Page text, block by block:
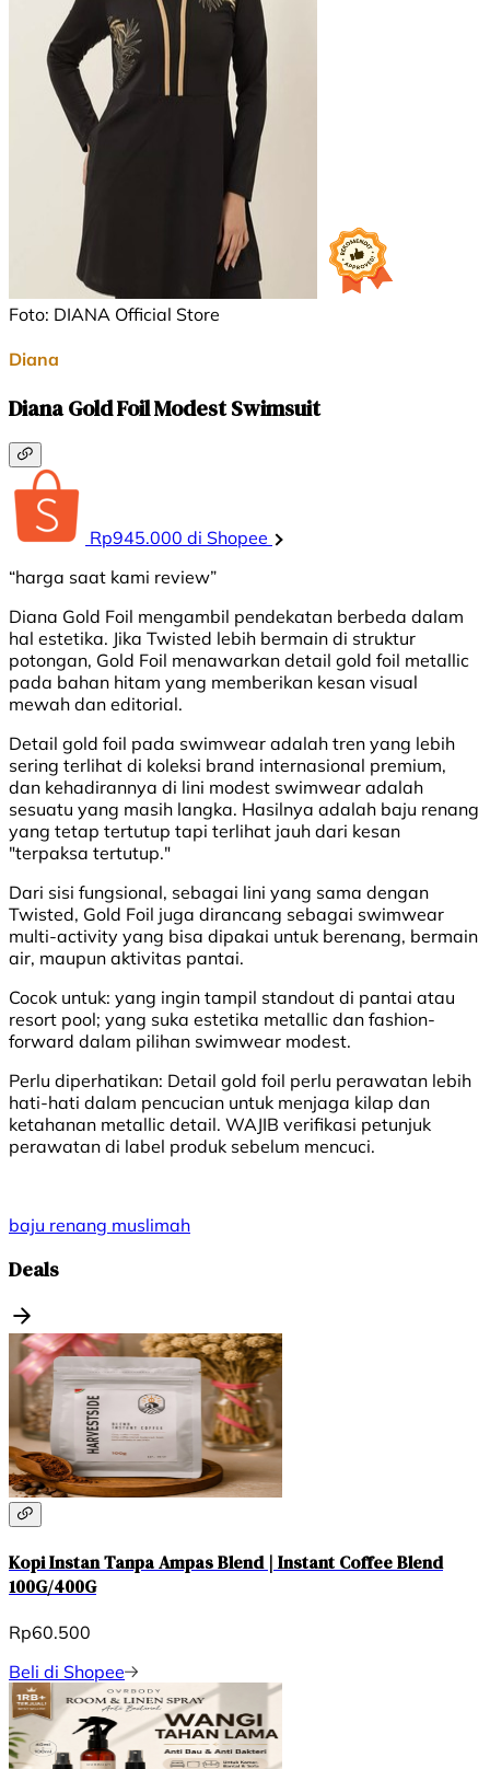
Foto: DIANA Official Store
Diana
Diana Gold Foil Modest Swimsuit
Rp945.000 di Shopee
“harga saat kami review”
Diana Gold Foil mengambil pendekatan berbeda dalam
hal estetika. Jika Twisted lebih bermain di struktur
potongan, Gold Foil menawarkan detail gold foil metallic
pada bahan hitam yang memberikan kesan visual
mewah dan editorial.
Detail gold foil pada swimwear adalah tren yang lebih
sering terlihat di koleksi brand internasional premium,
dan kehadirannya di lini modest swimwear adalah
sesuatu yang masih langka. Hasilnya adalah baju renang
yang tetap tertutup tapi terlihat jauh dari kesan
"terpaksa tertutup."
Dari sisi fungsional, sebagai lini yang sama dengan
Twisted, Gold Foil juga dirancang sebagai swimwear
multi-activity yang bisa dipakai untuk berenang, bermain
air, maupun aktivitas pantai.
Cocok untuk: yang ingin tampil standout di pantai atau
resort pool; yang suka estetika metallic dan fashion-
forward dalam pilihan swimwear modest.
Perlu diperhatikan: Detail gold foil perlu perawatan lebih
hati-hati dalam pencucian untuk menjaga kilap dan
ketahanan metallic detail. WAJIB verifikasi petunjuk
perawatan di label produk sebelum mencuci.
baju renang muslimah
Deals
Kopi Instan Tanpa Ampas Blend | Instant Coffee Blend
100G/400G
Rp60.500
Beli di Shopee